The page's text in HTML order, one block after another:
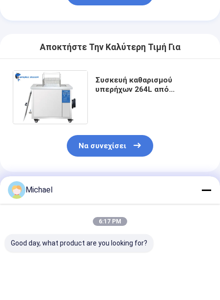
Αποκτήστε Την Καλύτερη Τιμή Για
Συσκευή καθαρισμού
υπερήχων 264L από
Να συνεχίσει
Συνιστώμενα Προϊόντα
Michael
6:17 PM
Good day, what product are you looking for?